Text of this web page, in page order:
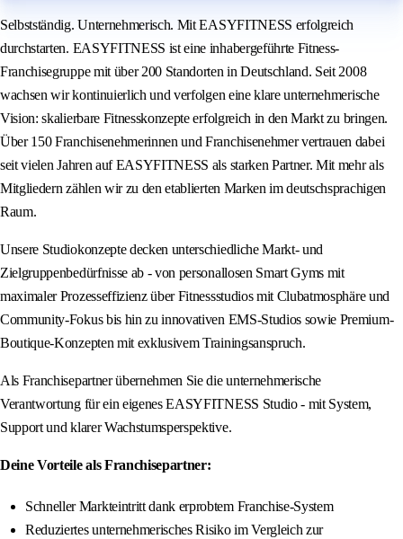
Selbstständig. Unternehmerisch. Mit EASYFITNESS erfolgreich
durchstarten. EASYFITNESS ist eine inhabergeführte Fitness-
Franchisegruppe mit über 200 Standorten in Deutschland. Seit 2008
wachsen wir kontinuierlich und verfolgen eine klare unternehmerische
Vision: skalierbare Fitnesskonzepte erfolgreich in den Markt zu bringen.
Über 150 Franchisenehmerinnen und Franchisenehmer vertrauen dabei
seit vielen Jahren auf EASYFITNESS als starken Partner. Mit mehr als
Mitgliedern zählen wir zu den etablierten Marken im deutschsprachigen
Raum.
Unsere Studiokonzepte decken unterschiedliche Markt- und
Zielgruppenbedürfnisse ab - von personallosen Smart Gyms mit
maximaler Prozesseffizienz über Fitnessstudios mit Clubatmosphäre und
Community-Fokus bis hin zu innovativen EMS-Studios sowie Premium-
Boutique-Konzepten mit exklusivem Trainingsanspruch.
Als Franchisepartner übernehmen Sie die unternehmerische
Verantwortung für ein eigenes EASYFITNESS Studio - mit System,
Support und klarer Wachstumsperspektive.
Deine Vorteile als Franchisepartner:
Schneller Markteintritt dank erprobtem Franchise-System
Reduziertes unternehmerisches Risiko im Vergleich zur